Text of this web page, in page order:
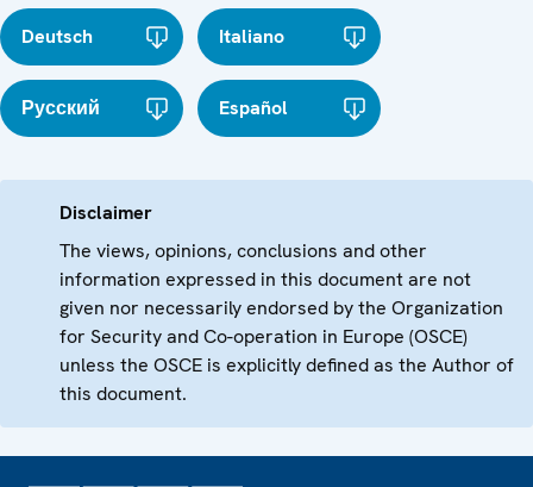
Deutsch Italiano
Русский Español
Disclaimer
The views, opinions, conclusions and other
information expressed in this document are not
given nor necessarily endorsed by the Organization
for Security and Co-operation in Europe (OSCE)
unless the OSCE is explicitly defined as the Author of
this document.